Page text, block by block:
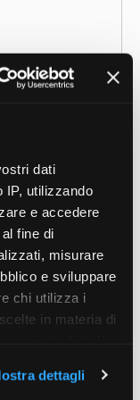
dati
IP, utilizzando
e accedere
fine di
misurare
e sviluppare
chi utilizza i
in materia di
in qualsiasi
dettagli